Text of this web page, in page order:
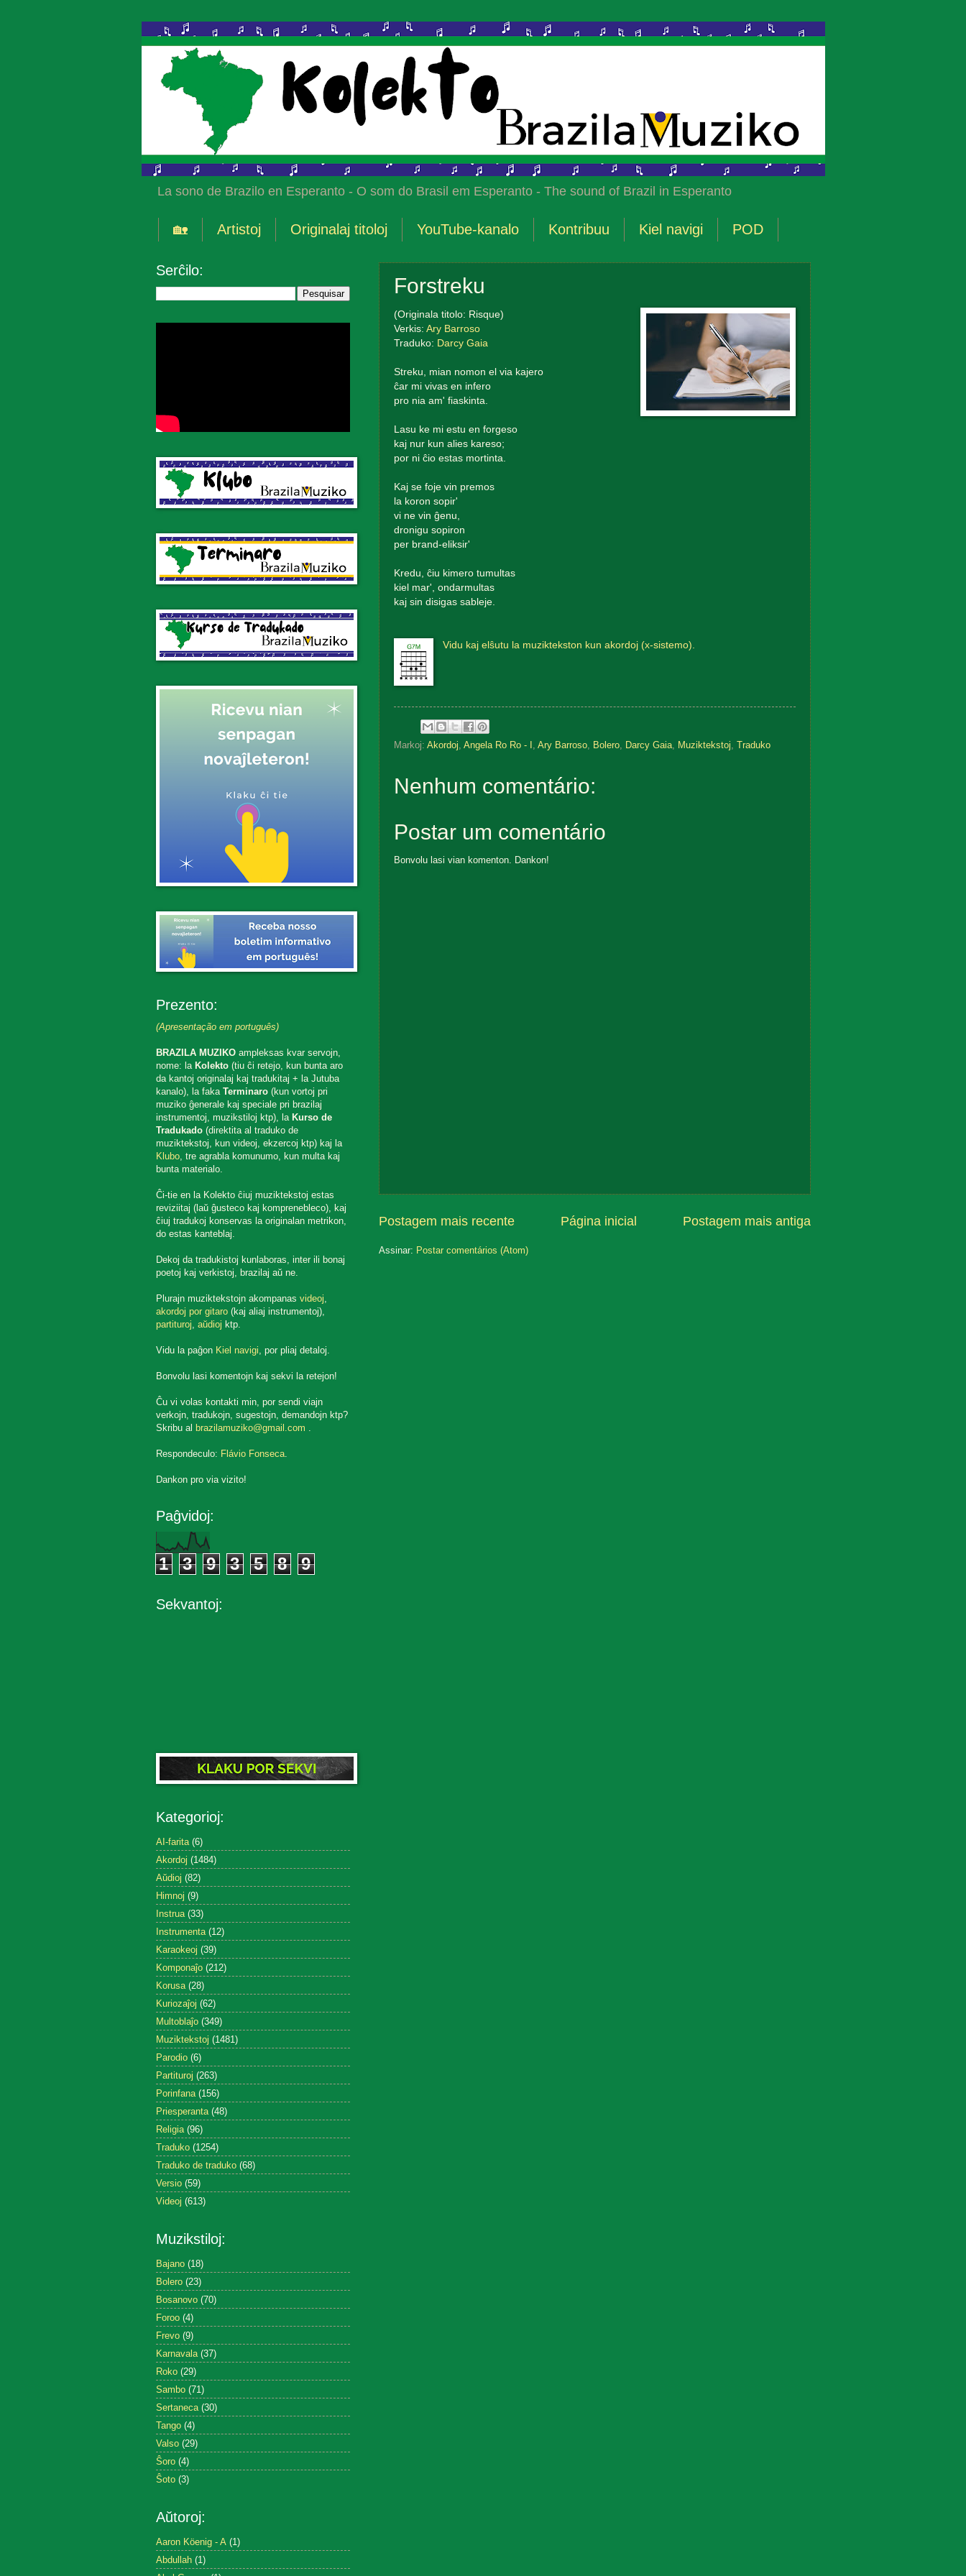
La sono de Brazilo en Esperanto - O som do Brasil em Esperanto - The sound of Brazil in Esperanto
🏡 Artistoj Originalaj titoloj YouTube-kanalo Kontribuu Kiel navigi POD
Forstreku
(Originala titolo: Risque)
Verkis: Ary Barroso
Traduko: Darcy Gaia
Streku, mian nomon el via kajero
ĉar mi vivas en infero
pro nia am' fiaskinta.
Lasu ke mi estu en forgeso
kaj nur kun alies kareso;
por ni ĉio estas mortinta.
Kaj se foje vin premos
la koron sopir'
vi ne vin ĝenu,
dronigu sopiron
per brand-eliksir'
Kredu, ĉiu kimero tumultas
kiel mar', ondarmultas
kaj sin disigas sableje.
Vidu kaj elŝutu la muziktekston kun akordoj (x-sistemo).
Markoj: Akordoj Angela Ro Ro - I Ary Barroso, Bolero, Darcy Gaia, Muziktekstoj Traduko
Nenhum comentário:
Postar um comentário
Bonvolu lasi vian komenton. Dankon!
Postagem mais recente Postagem mais antiga
Página inicial
Assinar: Postar comentários (Atom)
Serĉilo:
Prezento:
(Apresentação em português)
BRAZILA MUZIKOampleksas kvar servojn,
nome: la Kolekto(tiu ĉi retejo, kun bunta aro
da kantoj originalaj kaj tradukitaj + la Jutuba
kanalo), la faka Terminaro(kun vortoj pri
muziko ĝenerale kaj speciale pri brazilaj
instrumentoj, muzikstiloj ktp), la Kurso de
Tradukado(direktita al traduko de
muziktekstoj, kun videoj, ekzercoj ktp) kaj la
Klubo, tre agrabla komunumo, kun multa kaj
bunta materialo.
Ĉi-tie en la Kolekto ĉiuj muziktekstoj estas
reviziitaj (laŭ ĝusteco kaj komprenebleco), kaj
ĉiuj tradukoj konservas la originalan metrikon,
do estas kanteblaj.
Dekoj da tradukistoj kunlaboras, inter ili bonaj
poetoj kaj verkistoj, brazilaj aŭ ne.
Plurajn muziktekstojn akompanas videoj,
akordoj por gitaro(kaj aliaj instrumentoj),
partituroj, aŭdioj ktp.
Vidu la paĝon Kiel navigi, por pliaj detaloj.
Bonvolu lasi komentojn kaj sekvi la retejon!
Ĉu vi volas kontakti min, por sendi viajn
verkojn, tradukojn, sugestojn, demandojn ktp?
Skribu al brazilamuziko@gmail.com .
Respondeculo: Flávio Fonseca.
Dankon pro via vizito!
Paĝvidoj:
1 3 9 3 5 8 9
Sekvantoj:
Kategorioj:
AI-farita (6)
Akordoj (1484)
Aŭdioj (82)
Himnoj (9)
Instrua (33)
Instrumenta (12)
Karaokeoj (39)
Komponaĵo (212)
Korusa (28)
Kuriozaĵoj (62)
Multoblaĵo (349)
Muziktekstoj (1481)
Parodio (6)
Partituroj (263)
Porinfana (156)
Priesperanta (48)
Religia (96)
Traduko (1254)
Traduko de traduko (68)
Versio (59)
Videoj (613)
Muzikstiloj:
Bajano (18)
Bolero (23)
Bosanovo (70)
Foroo (4)
Frevo (9)
Karnavala (37)
Roko (29)
Sambo (71)
Sertaneca (30)
Tango (4)
Valso (29)
Ŝoro (4)
Ŝoto (3)
Aŭtoroj:
Aaron Köenig - A (1)
Abdullah (1)